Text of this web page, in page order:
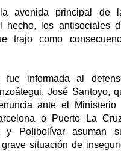
avenida principal de
hecho, los antisociales
trajo como
fue informada al
José Santoyo,
ante el
o Puerto La
y Polibolívar asuman
situación de